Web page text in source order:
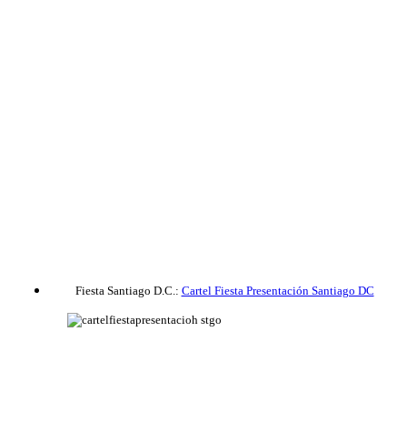
Fiesta Santiago D.C.: Cartel Fiesta Presentación Santiago DC